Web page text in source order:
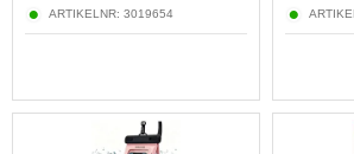
ARTIKELNR: 3019654